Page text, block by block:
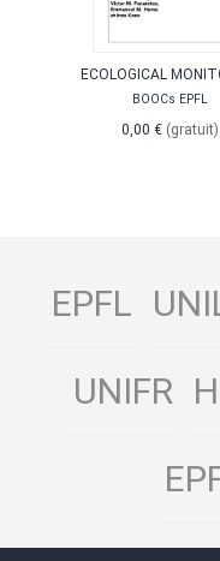
ECOLOGICAL
BOOCs EPFL
0,00 € (gratuit)
EPFL
UNIFR